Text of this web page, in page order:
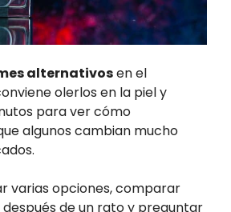
alternativosen el
olerlos en la piel y
para ver cómo
algunos cambian mucho
varias opciones, comparar
de un rato y preguntar